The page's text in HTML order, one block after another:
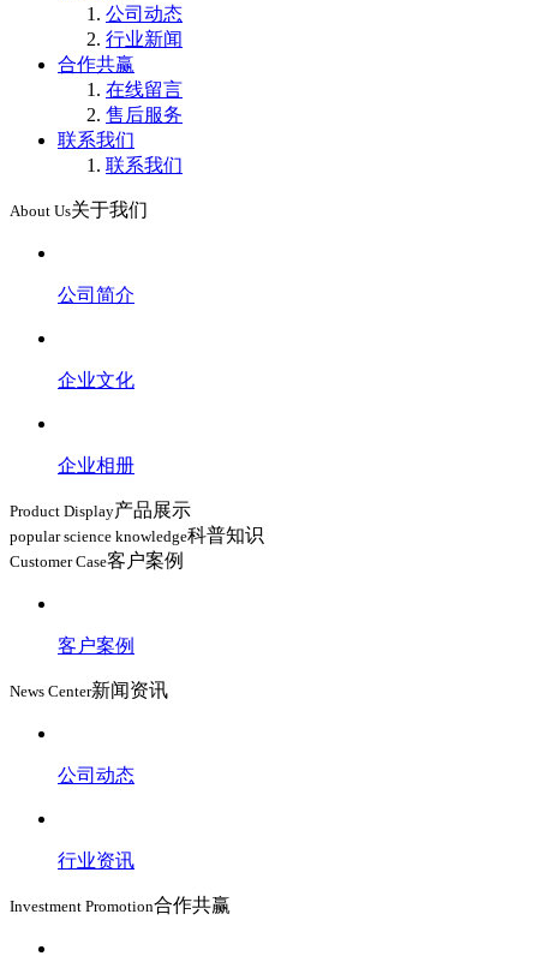
公司动态
行业新闻
合作共赢
在线留言
售后服务
联系我们
联系我们
About Us关于我们
公司简介
企业文化
企业相册
Product Display产品展示
popular science knowledge科普知识
Customer Case客户案例
客户案例
News Center新闻资讯
公司动态
行业资讯
Investment Promotion合作共赢